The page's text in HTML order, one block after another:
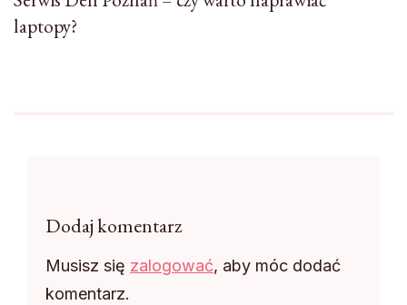
laptopy?
Dodaj komentarz
Musisz się zalogować, aby móc dodać
komentarz.